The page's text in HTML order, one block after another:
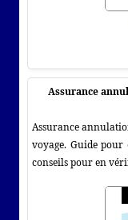
Assurance
Assurance
voyage. Guide pour
conseils pour en